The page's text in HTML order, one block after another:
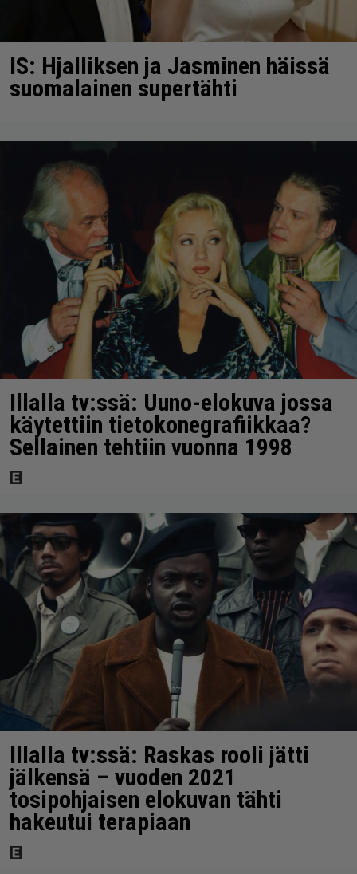
IS: Hjalliksen ja Jasminen häissä
suomalainen supertähti
Illalla tv:ssä: Uuno-elokuva jossa
käytettiin tietokonegrafiikkaa?
Sellainen tehtiin vuonna 1998
Illalla tv:ssä: Raskas rooli jätti
jälkensä – vuoden 2021
tosipohjaisen elokuvan tähti
hakeutui terapiaan